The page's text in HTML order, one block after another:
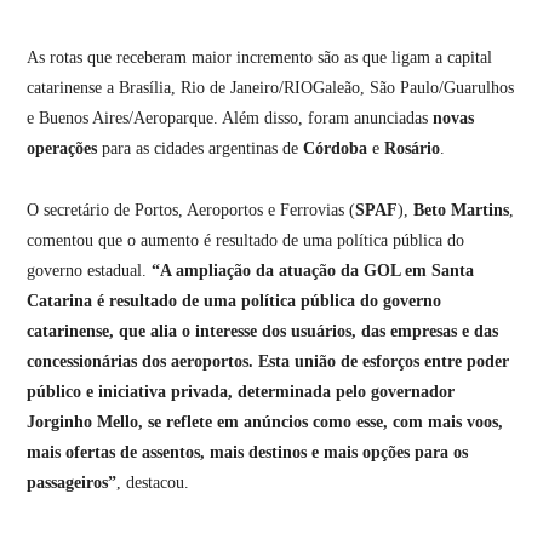
As rotas que receberam maior incremento são as que ligam a capital
catarinense a Brasília, Rio de Janeiro/RIOGaleão, São Paulo/Guarulhos
e Buenos Aires/Aeroparque. Além disso, foram anunciadas novas
operações para as cidades argentinas de Córdoba e Rosário.
O secretário de Portos, Aeroportos e Ferrovias (SPAF), Beto Martins,
comentou que o aumento é resultado de uma política pública do
governo estadual. “A ampliação da atuação da GOL em Santa
Catarina é resultado de uma política pública do governo
catarinense, que alia o interesse dos usuários, das empresas e das
concessionárias dos aeroportos. Esta união de esforços entre poder
público e iniciativa privada, determinada pelo governador
Jorginho Mello, se reflete em anúncios como esse, com mais voos,
mais ofertas de assentos, mais destinos e mais opções para os
passageiros”, destacou.